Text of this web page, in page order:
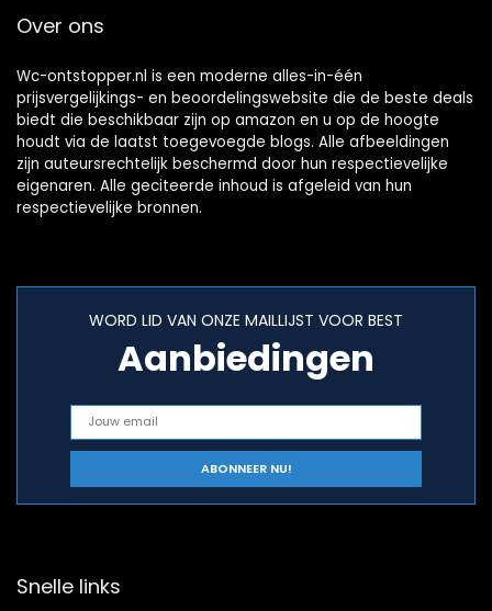
Over ons
Wc-ontstopper.nl is een moderne alles-in-één
prijsvergelijkings- en beoordelingswebsite die de beste deals
biedt die beschikbaar zijn op amazon en u op de hoogte
houdt via de laatst toegevoegde blogs. Alle afbeeldingen
zijn auteursrechtelijk beschermd door hun respectievelijke
eigenaren. Alle geciteerde inhoud is afgeleid van hun
respectievelijke bronnen.
WORD LID VAN ONZE MAILLIJST VOOR BEST
Aanbiedingen
Snelle links